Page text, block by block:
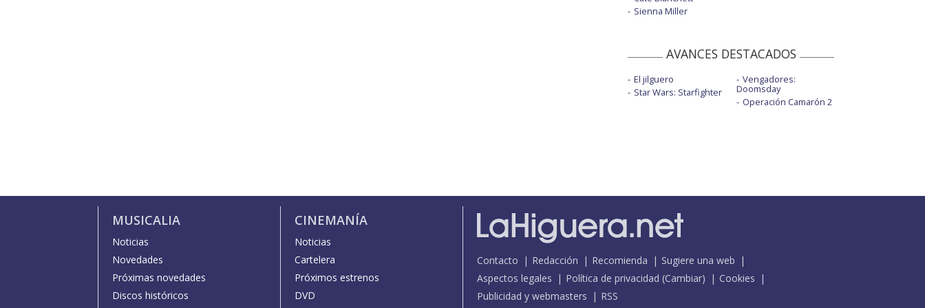
Sienna Miller
AVANCES DESTACADOS
El jilguero
Star Wars: Starfighter
Vengadores:
Doomsday
Operación Camarón 2
MUSICALIA
Noticias
Novedades
Próximas novedades
Discos históricos
CINEMANÍA
Noticias
Cartelera
Próximos estrenos
DVD
Contacto Redacción Recomienda
Sugiere una web
Aspectos legales
Política de privacidad (Cambiar)
Cookies
Publicidad y webmasters
RSS